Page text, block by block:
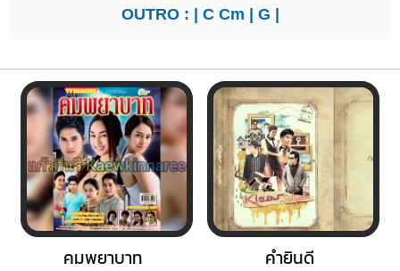
OUTRO : | C Cm | G |
คมพยาบาท คำยินดี